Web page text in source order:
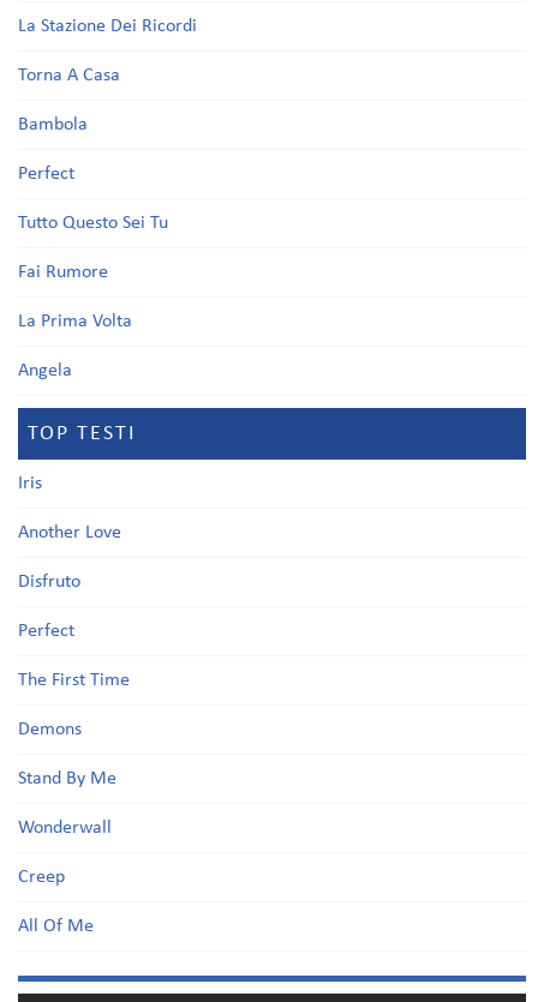
La Stazione Dei Ricordi
Torna A Casa
Bambola
Perfect
Tutto Questo Sei Tu
Fai Rumore
La Prima Volta
Angela
TOP TESTI
Iris
Another Love
Disfruto
Perfect
The First Time
Demons
Stand By Me
Wonderwall
Creep
All Of Me